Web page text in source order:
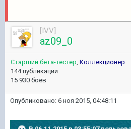
[IVV]
az09_0
Старший бета-тестер Коллекционер
144 публикации
15 930 боёв
Опубликовано: 6 ноя 2015, 04:48:11